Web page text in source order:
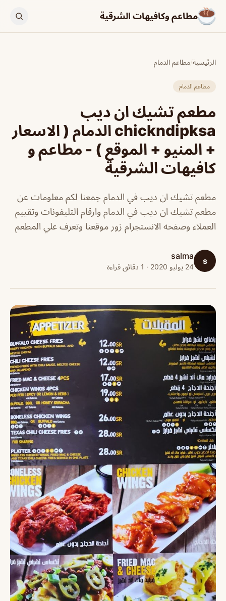
مطاعم وكافيهات الشرقية
الرئيسية/مطاعم الدمام
مطاعم الدمام
مطعم تشيك ان ديب
chickndipksa الدمام ( الاسعار
+ المنيو + الموقع ) - مطاعم و
كافيهات الشرقية
مطعم تشيك ان ديب في الدمام جمعنا لكم معلومات عن
مطعم تشيك ان ديب في الدمام وارقام التليفونات وتقييم
العملاء وصفحه الانستجرام زور موقعنا وتعرف علي المطعم
s
salma
24 يوليو 2020 · 1 دقائق قراءة